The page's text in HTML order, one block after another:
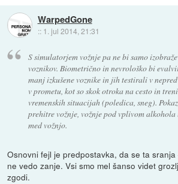
WarpedGone
:: 1. jul 2014, 21:31
S simulatorjem vožnje pa ne bi samo
voznikov. Biometrično in nevrološko bi
manj izkušene voznike in jih testirali v
v prometu, kot so skok otroka na cesto in
vremenskih situacijah (poledica, sneg).
prehitre vožnje, vožnje pod vplivom
med vožnjo.
Osnovni fejl je predpostavka, da se ta
ne vedo zanje. Vsi smo mel šanso videt
zgodi.